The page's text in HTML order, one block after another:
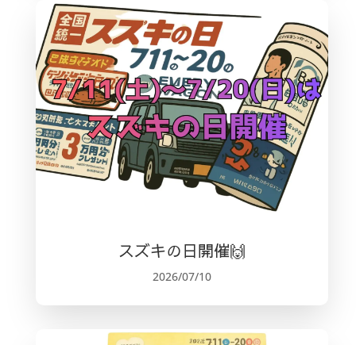
スズキの日開催🙌
2026/07/10